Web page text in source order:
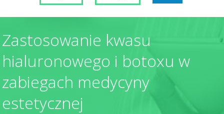
Zastosowanie kwasu
hialuronowego i botoxu w
zabiegach medycyny
estetycznej